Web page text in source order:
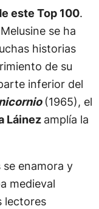
este Top 100.
se ha
historias
de su
inferior del
(1965), el
Láinez amplía la
se enamora y
medieval
lectores